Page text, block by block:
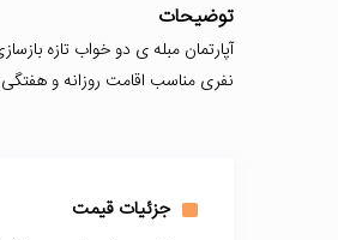
توضیحات
نفری مناسب اقامت روزانه و
جزئیات قیمت